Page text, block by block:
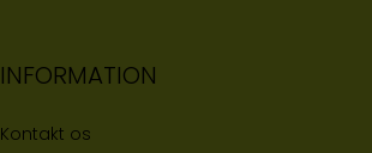
INFORMATION
Kontakt os